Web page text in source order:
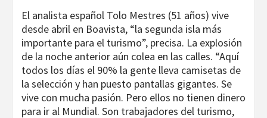
El analista español Tolo Mestres (51 años) vive
desde abril en Boavista, “la segunda isla más
importante para el turismo”, precisa. La explosión
de la noche anterior aún colea en las calles. “Aquí
todos los días el 90% la gente lleva camisetas de
la selección y han puesto pantallas gigantes. Se
vive con mucha pasión. Pero ellos no tienen dinero
para ir al Mundial. Son trabajadores del turismo,